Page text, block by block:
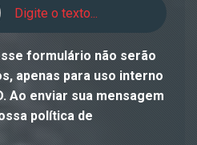
formulário não serão
apenas para uso interno
. Ao enviar sua mensagem
política de